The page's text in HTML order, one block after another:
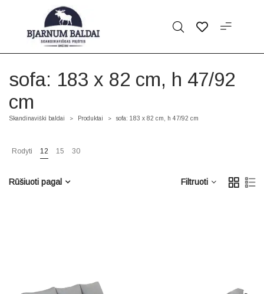
sofa: 183 x 82 cm, h 47/92
cm
Skandinaviški baldai > Produktai > sofa: 183 x 82 cm, h 47/92 cm
Rodyti 12 15 30
Filtruoti
Rūšiuoti pagal